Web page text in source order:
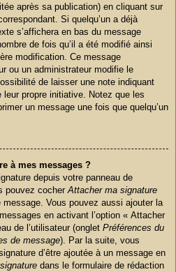
après sa publication) en cliquant sur
Si quelqu’un a déjà
s’affichera en bas du message
de fois qu’il a été modifié ainsi
modification. Ce message
ou un administrateur modifie le
de laisser une note indiquant
leur propre initiative. Notez que les
un message une fois que quelqu’un
à mes messages ?
depuis votre panneau de
pouvez cocherAttacher ma signature
Vous pouvez aussi ajouter la
en activant l’option « Attacher
de l’utilisateur (onglet Préférences du
de message). Par la suite, vous
d’être ajoutée à un message en
dans le formulaire de rédaction